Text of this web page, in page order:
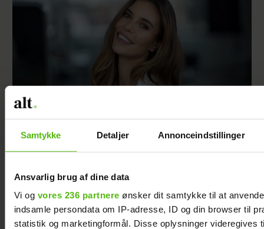
Samtykke Detaljer Annonceindstillinger
Ansvarlig brug af dine data
Vi og vores 236 partnere ønsker dit samtykke til at
indsamle persondata om IP-adresse, ID og din browser til
statistik og marketingformål. Disse oplysninger videregives
Afslører familieforøgelse: Philine Roepstorff
og Jacob Bruun Larsen venter barn nummer